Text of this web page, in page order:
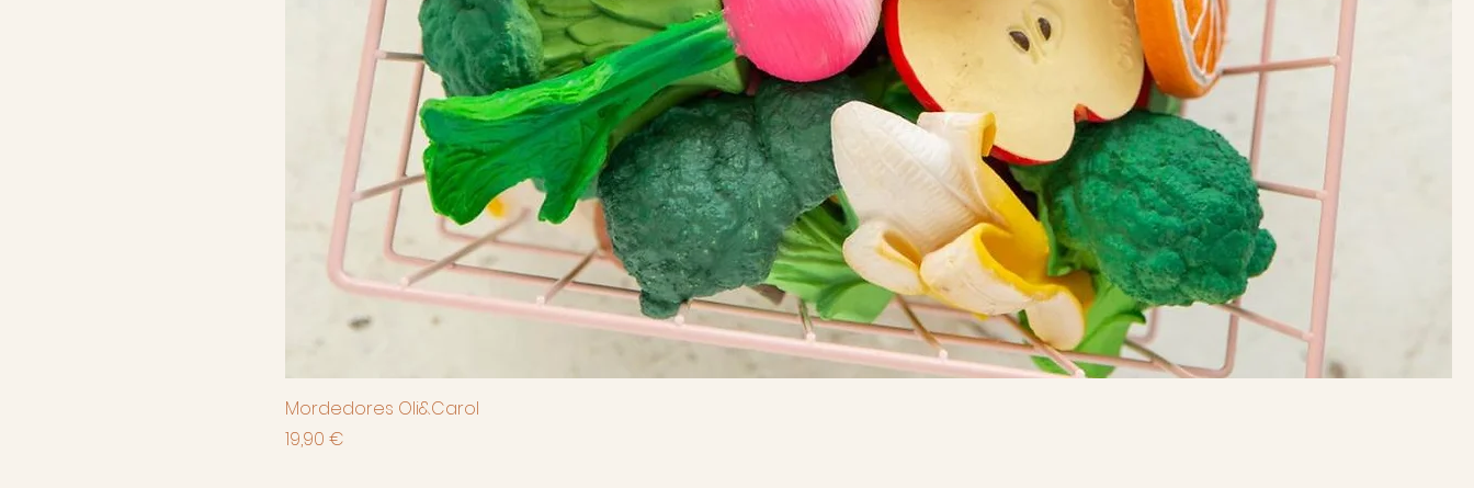
Mordedores Oli&Carol
Preço
19,90 €